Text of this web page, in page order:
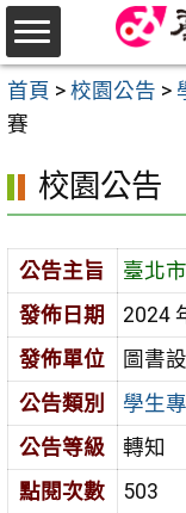
跳
至
主
要
區
首頁 > 校園公告 >
賽
校園公告
公告主旨
臺北
發佈日期
2024
發佈單位
圖書
公告類別
學生
公告等級
轉知
點閱次數
503
選
單